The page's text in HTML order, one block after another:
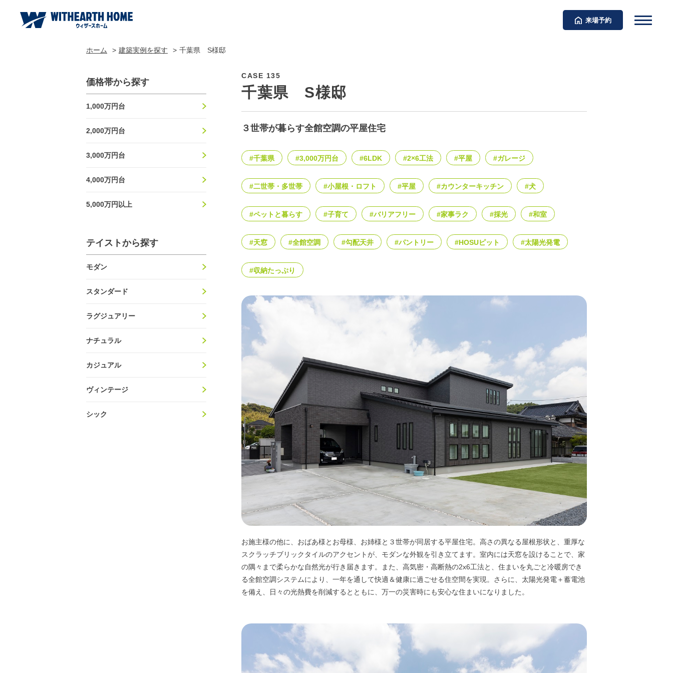
来場予約
ホーム 建築実例を探す 千葉県 S様邸
CASE 135
千葉県 S様邸
３世帯が暮らす全館空調の平屋住宅
#千葉県 #3,000万円台 #6LDK #2×6工法 #平屋 #ガレージ
#二世帯・多世帯 #小屋根・ロフト #平屋 #カウンターキッチン #犬
#ペットと暮らす #子育て #バリアフリー #家事ラク #採光 #和室
#天窓 #全館空調 #勾配天井 #パントリー #HOSUピット #太陽光発電
#収納たっぷり
お施主様の他に、おばあ様とお母様、お姉様と３世帯が同居する平屋住宅。高さの異なる屋根形状と、重厚な
スクラッチブリックタイルのアクセントが、モダンな外観を引き立てます。室内には天窓を設けることで、家
の隅々まで柔らかな自然光が行き届きます。また、高気密・高断熱の2x6工法と、住まいを丸ごと冷暖房でき
る全館空調システムにより、一年を通して快適＆健康に過ごせる住空間を実現。さらに、太陽光発電＋蓄電池
を備え、日々の光熱費を削減するとともに、万一の災害時にも安心な住まいになりました。
価格帯から探す
1,000万円台
2,000万円台
3,000万円台
4,000万円台
5,000万円以上
テイストから探す
モダン
スタンダード
ラグジュアリー
ナチュラル
カジュアル
ヴィンテージ
シック